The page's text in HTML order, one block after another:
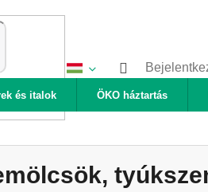
és italok ÖKO háztartás